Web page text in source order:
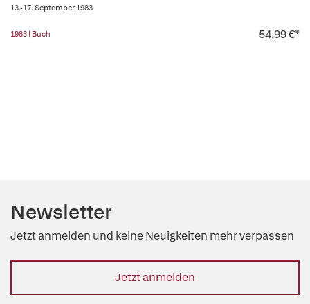
13.-17. September 1983
1983 | Buch 54,99 €*
Newsletter
Jetzt anmelden und keine Neuigkeiten mehr verpassen
Jetzt anmelden